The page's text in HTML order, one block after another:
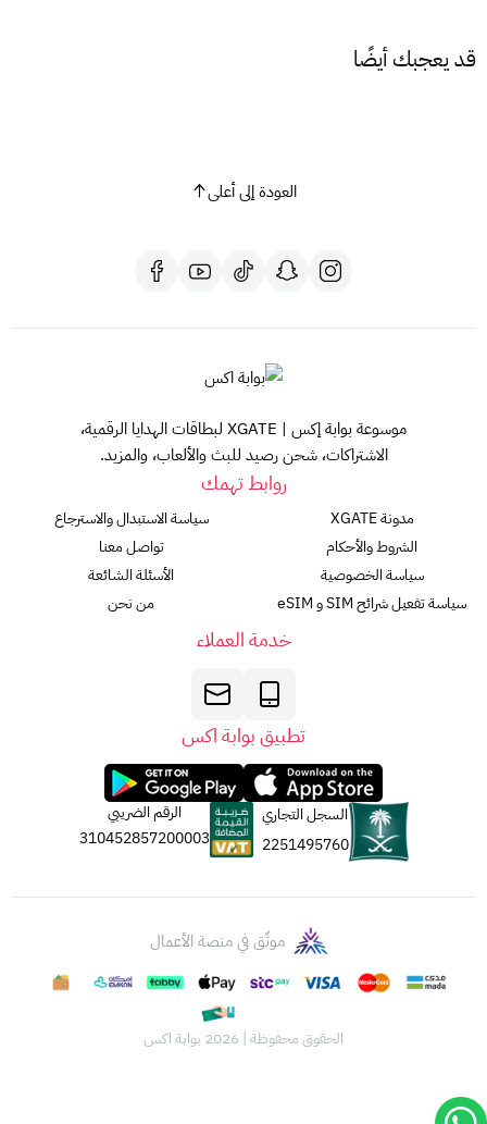
قد يعجبك أيضًا
العودة إلى أعلى
موسوعة بوابة إكس | XGATE لبطاقات الهدايا الرقمية،
الاشتراكات، شحن رصيد للبث والألعاب، والمزيد.
روابط تهمك
مدونة XGATE
الشروط والأحكام
سياسة الخصوصية
سياسة تفعيل شرائح SIM و eSIM
سياسة الاستبدال والاسترجاع
تواصل معنا
الأسئلة الشائعة
من نحن
خدمة العملاء
تطبيق بوابة اكس
السجل التجاري
2251495760
الرقم الضريبي
310452857200003
موثّق في منصة الأعمال
الحقوق محفوظة | 2026 بوابة اكس